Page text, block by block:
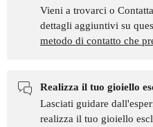
Vieni a trovarci o
dettagli aggiuntivi su
metodo di contatto che
Realizza il tuo gioiello
Lasciati guidare
realizza il tuo gioiello